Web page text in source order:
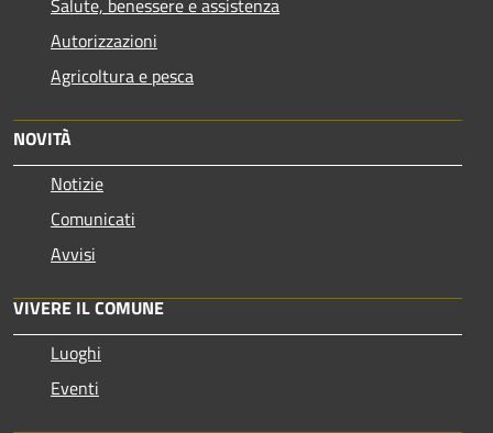
Salute, benessere e assistenza
Autorizzazioni
Agricoltura e pesca
NOVITÀ
Notizie
Comunicati
Avvisi
VIVERE IL COMUNE
Luoghi
Eventi